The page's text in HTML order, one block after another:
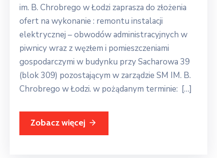
im. B. Chrobrego w Łodzi zaprasza do złożenia
ofert na wykonanie : remontu instalacji
elektrycznej – obwodów administracyjnych w
piwnicy wraz z węzłem i pomieszczeniami
gospodarczymi w budynku przy Sacharowa 39
(blok 309) pozostającym w zarządzie SM IM. B.
Chrobrego w Łodzi. w pożądanym terminie: […]
Zobacz więcej